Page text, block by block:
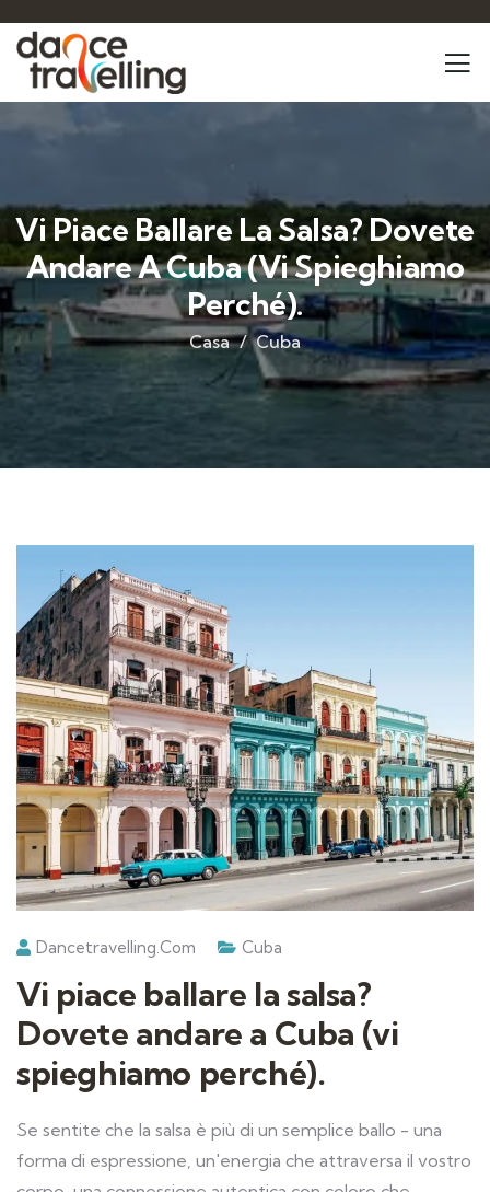
Vi Piace Ballare La Salsa? Dovete
Andare A Cuba (vi Spieghiamo
Perché).
Casa Cuba
Dancetravelling.com Cuba
Vi piace ballare la salsa?
Dovete andare a Cuba (vi
spieghiamo perché).
Se sentite che la salsa è più di un semplice ballo - una
forma di espressione, un'energia che attraversa il vostro